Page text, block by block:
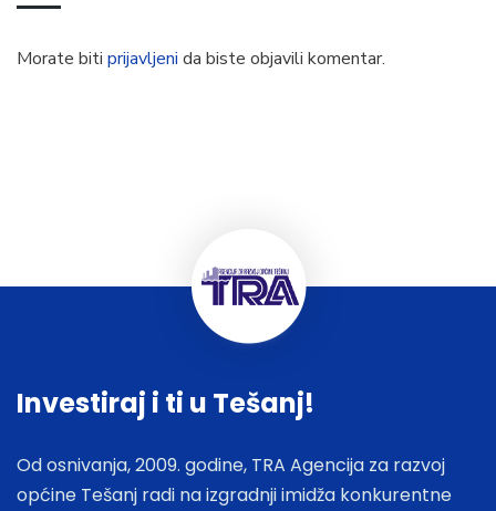
Morate biti prijavljeni da biste objavili komentar.
Investiraj i ti u Tešanj!
Od osnivanja, 2009. godine, TRA Agencija za razvoj
općine Tešanj radi na izgradnji imidža konkurentne